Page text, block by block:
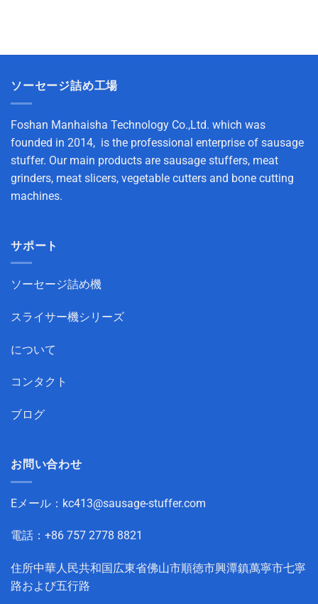
ソーセージ詰め工場
Foshan Manhaisha Technology Co.,Ltd. which was
founded in 2014, is the professional enterprise of sausage
stuffer. Our main products are sausage stuffers, meat
grinders, meat slicers, vegetable cutters and bone cutting
machines.
サポート
ソーセージ詰め機
スライサー機シリーズ
について
コンタクト
ブログ
お問い合わせ
Eメール： kc413@sausage-stuffer.com
電話：+86 757 2778 8821
住所中華人民共和国広東省佛山市順徳市興潭鎮萬寧市七寧
路および五行路